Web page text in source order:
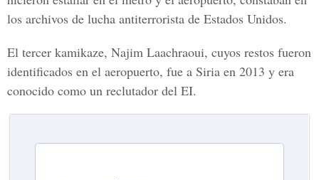
los archivos de lucha antiterrorista de Estados Unidos.
El tercer kamikaze, Najim Laachraoui, cuyos restos fueron
identificados en el aeropuerto, fue a Siria en 2013 y era
conocido como un reclutador del EI.